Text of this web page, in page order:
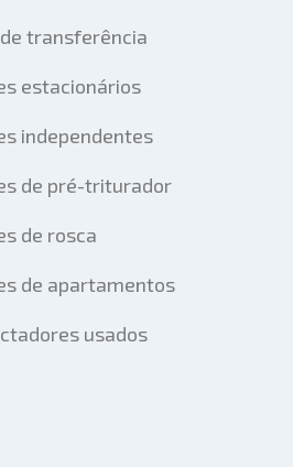
transferência
estacionários
independentes
de pré-triturador
de rosca
de apartamentos
usados